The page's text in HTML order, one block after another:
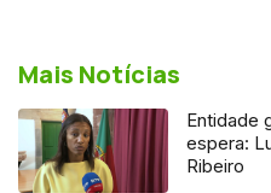
Mais Notícias
Entidade
espera:
Ribeiro